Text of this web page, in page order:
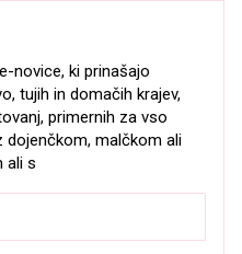
novice, ki prinašajo
tujih in domačih krajev,
primernih za vso
dojenčkom, malčkom ali
ali s